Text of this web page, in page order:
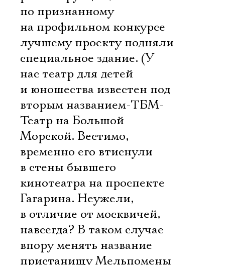
по признанному
на профильном конкурсе
лучшему проекту подняли
специальное здание. (У
нас театр для детей
и юношества известен под
вторым названием-ТБМ-
Театр на Большой
Морской. Вестимо,
временно его втиснули
в стены бывшего
кинотеатра на проспекте
Гагарина. Неужели,
в отличие от москвичей,
навсегда? В таком случае
впору менять название
пристанищу Мельпомены